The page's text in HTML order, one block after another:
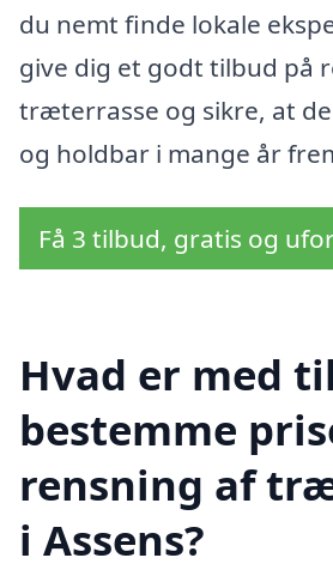
du nemt finde lokale
give dig et godt tilbud på
træterrasse og sikre, at
og holdbar i mange år
Få 3 tilbud, gratis og
Hvad er med
bestemme
rensning af
i Assens?